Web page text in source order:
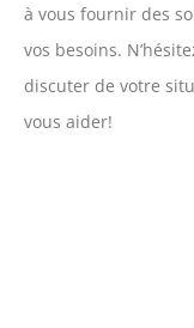
à vous fournir des
vos besoins.
discuter de votre
vous aider!